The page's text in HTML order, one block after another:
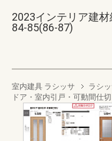
2023インテリア建
84-85(86-87)
室内建具 ラシッサ ラシ
ドア・室内引戸・可動間仕切